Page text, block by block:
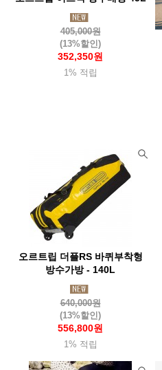
탑앤탑(Top&Top) 투
테라네이션(Terranation) 트
트레블첵(Travelcheck)
팬쳐리커버리
퓨어핸드랜턴(Feuerhand) 프
프린스톤텍(Princetontec) 피
핏불 플레스테일(Flextail)
하이드오프
하제아웃도어 허킨스 호미즈
405,000원
(13%할인)
352,350원
1% 적립
오르트립 더플RS 바퀴부착형
방수가방 - 140L
640,000원
(13%할인)
556,800원
1% 적립